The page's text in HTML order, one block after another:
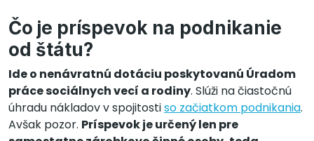
Čo je príspevok na podnikanie
od štátu?
Ide o nenávratnú dotáciu poskytovanú Úradom
práce sociálnych vecí a rodiny. Slúži na čiastočnú
úhradu nákladov v spojitostiso začiatkom podnikania.
Avšak pozor. Príspevok je určený len pre